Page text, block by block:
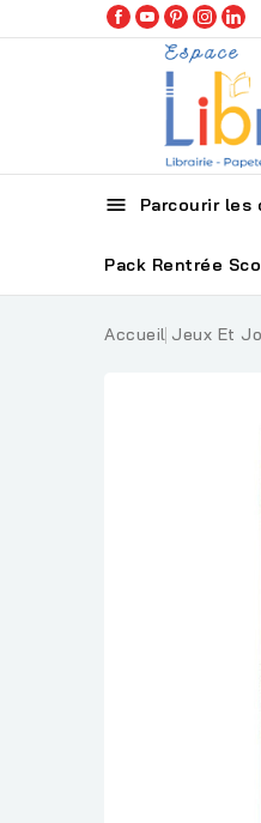
 Parcourir les
Pack Rentrée
Accueil Jeux Et